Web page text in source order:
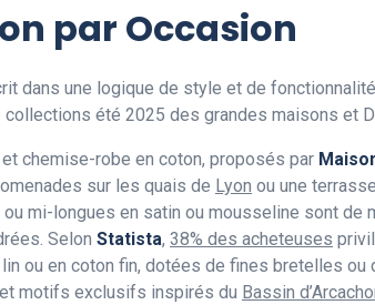
par Occasion
dans une logique de style et de
été 2025 des grandes maisons et
chemise-robe en coton, proposés par
sur les quais de Lyon ou une
mi-longues en satin ou mousseline sont de
Selon Statista, 38% des acheteuses
ou en coton fin, dotées de fines bretelles ou
motifs exclusifs inspirés du Bassin